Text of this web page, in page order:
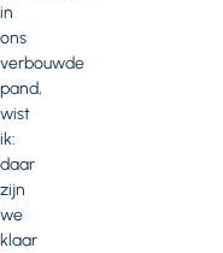
in
ons
verbouwde
pand,
wist
ik:
daar
zijn
we
klaar